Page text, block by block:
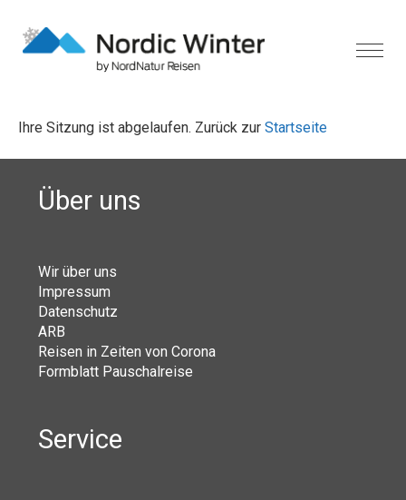
Ihre Sitzung ist abgelaufen. Zurück zur Startseite
Über uns
Wir über uns
Impressum
Datenschutz
ARB
Reisen in Zeiten von Corona
Formblatt Pauschalreise
Service